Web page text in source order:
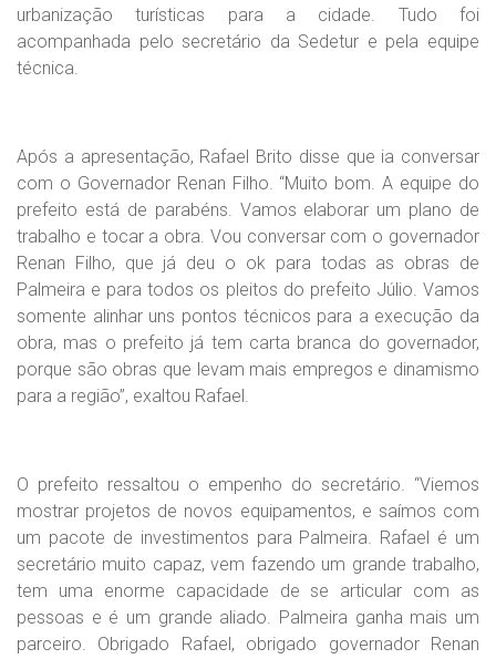
urbanização turísticas para a cidade. Tudo foi
acompanhada pelo secretário da Sedetur e pela equipe
técnica.
Após a apresentação, Rafael Brito disse que ia conversar
com o Governador Renan Filho. “Muito bom. A equipe do
prefeito está de parabéns. Vamos elaborar um plano de
trabalho e tocar a obra. Vou conversar com o governador
Renan Filho, que já deu o ok para todas as obras de
Palmeira e para todos os pleitos do prefeito Júlio. Vamos
somente alinhar uns pontos técnicos para a execução da
obra, mas o prefeito já tem carta branca do governador,
porque são obras que levam mais empregos e dinamismo
para a região”, exaltou Rafael.
O prefeito ressaltou o empenho do secretário. “Viemos
mostrar projetos de novos equipamentos, e saímos com
um pacote de investimentos para Palmeira. Rafael é um
secretário muito capaz, vem fazendo um grande trabalho,
tem uma enorme capacidade de se articular com as
pessoas e é um grande aliado. Palmeira ganha mais um
parceiro. Obrigado Rafael, obrigado governador Renan